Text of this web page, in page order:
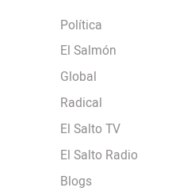
Política
El Salmón
Global
Radical
El Salto TV
El Salto Radio
Blogs